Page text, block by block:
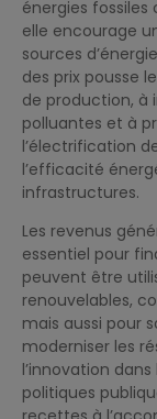
énergies
elle encourage
sources
des prix pousse
de production, à
polluantes et à
l’électrification
l’efficacité
infrastructures.
Les revenus
essentiel pour
peuvent être
renouvelables,
mais aussi pour
moderniser les
l’innovation
politiques